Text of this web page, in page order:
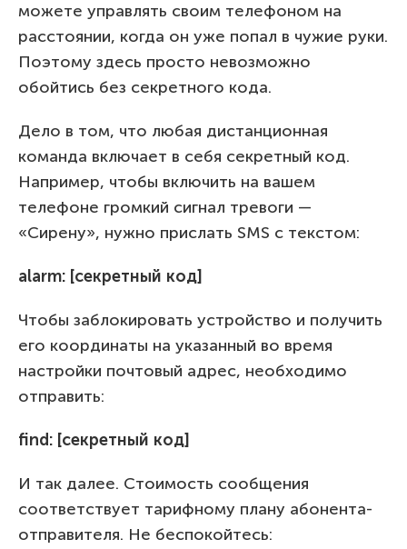
можете управлять своим телефоном на
расстоянии, когда он уже попал в чужие руки.
Поэтому здесь просто невозможно
обойтись без секретного кода.
Дело в том, что любая дистанционная
команда включает в себя секретный код.
Например, чтобы включить на вашем
телефоне громкий сигнал тревоги —
«Сирену», нужно прислать SMS с текстом:
alarm: [секретный код]
Чтобы заблокировать устройство и получить
его координаты на указанный во время
настройки почтовый адрес, необходимо
отправить:
find: [секретный код]
И так далее. Стоимость сообщения
соответствует тарифному плану абонента-
отправителя. Не беспокойтесь: